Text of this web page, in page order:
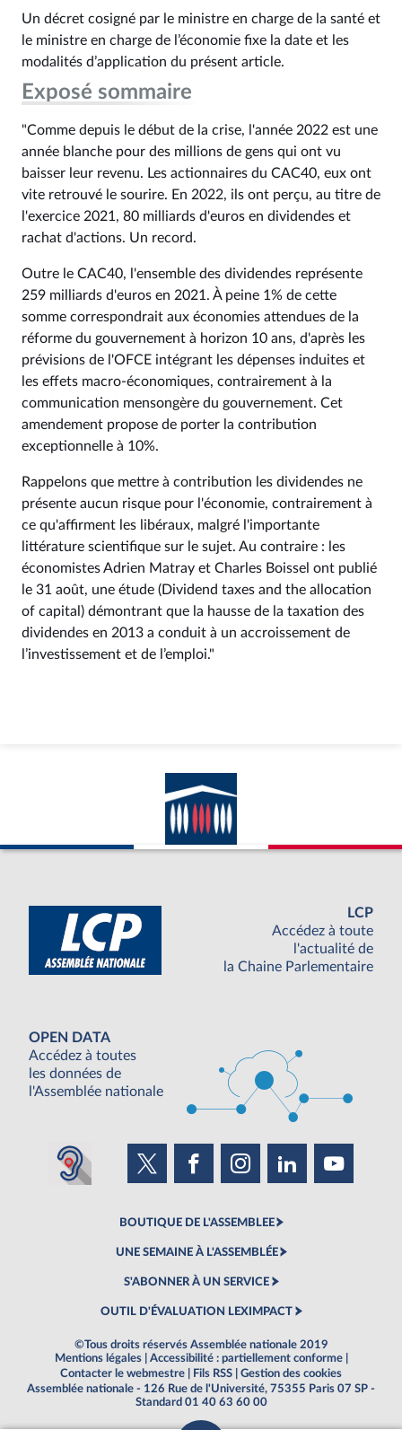
Un décret cosigné par le ministre en charge de la santé et
le ministre en charge de l’économie fixe la date et les
modalités d’application du présent article.
Exposé sommaire
"Comme depuis le début de la crise, l'année 2022 est une
année blanche pour des millions de gens qui ont vu
baisser leur revenu. Les actionnaires du CAC40, eux ont
vite retrouvé le sourire. En 2022, ils ont perçu, au titre de
l'exercice 2021, 80 milliards d'euros en dividendes et
rachat d'actions. Un record.
Outre le CAC40, l'ensemble des dividendes représente
259 milliards d'euros en 2021. À peine 1% de cette
somme correspondrait aux économies attendues de la
réforme du gouvernement à horizon 10 ans, d'après les
prévisions de l'OFCE intégrant les dépenses induites et
les effets macro-économiques, contrairement à la
communication mensongère du gouvernement. Cet
amendement propose de porter la contribution
exceptionnelle à 10%.
Rappelons que mettre à contribution les dividendes ne
présente aucun risque pour l'économie, contrairement à
ce qu'affirment les libéraux, malgré l'importante
littérature scientifique sur le sujet. Au contraire : les
économistes Adrien Matray et Charles Boissel ont publié
le 31 août, une étude (Dividend taxes and the allocation
of capital) démontrant que la hausse de la taxation des
dividendes en 2013 a conduit à un accroissement de
l’investissement et de l’emploi."
LCP
Accédez à toute
l'actualité de
la Chaine Parlementaire
OPEN DATA
Accédez à toutes
les données de
l'Assemblée nationale
BOUTIQUE DE L'ASSEMBLEE
UNE SEMAINE À L'ASSEMBLÉE
S'ABONNER À UN SERVICE
OUTIL D'ÉVALUATION LEXIMPACT
©Tous droits réservés Assemblée nationale 2019
Mentions légales
Accessibilité : partiellement conforme
Contacter le webmestre
Fils RSS
Gestion des cookies
Assemblée nationale - 126 Rue de l'Université, 75355 Paris 07 SP -
Standard 01 40 63 60 00